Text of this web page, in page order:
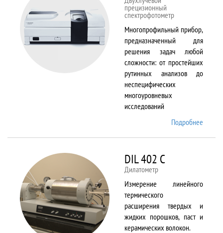
прецизионный
спектрофотометр
Многопрофильный прибор,
предназначенный для
решения задач любой
сложности: от простейших
рутинных анализов до
неспецифических
многоуровневых
исследований
Подробнее
DIL 402 C
Дилатометр
Измерение линейного
термического
расширения твердых и
жидких порошков, паст и
керамических волокон.